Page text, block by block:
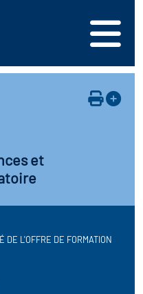
et
DE L'OFFRE DE FORMATION